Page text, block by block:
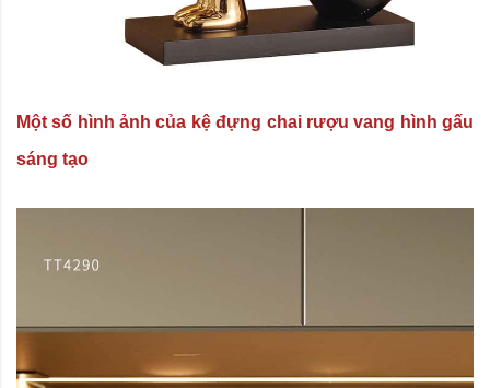
Một số hình ảnh của kệ đựng chai rượu vang hình gấu
sáng tạo